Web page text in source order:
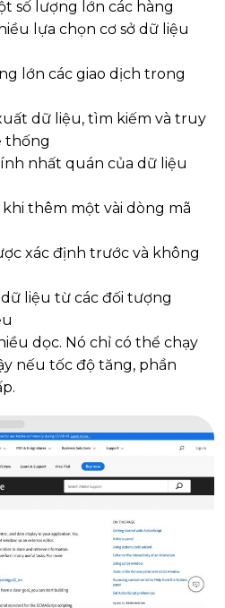
số lượng lớn các hàng
lựa chọn cơ sở dữ liệu
lớn các giao dịch trong
dữ liệu, tìm kiếm và truy
thống
nhất quán của dữ liệu
thêm một vài dòng mã
xác định trước và không
liệu từ các đối tượng
dọc. Nó chỉ có thể chạy
nếu tốc độ tăng, phần